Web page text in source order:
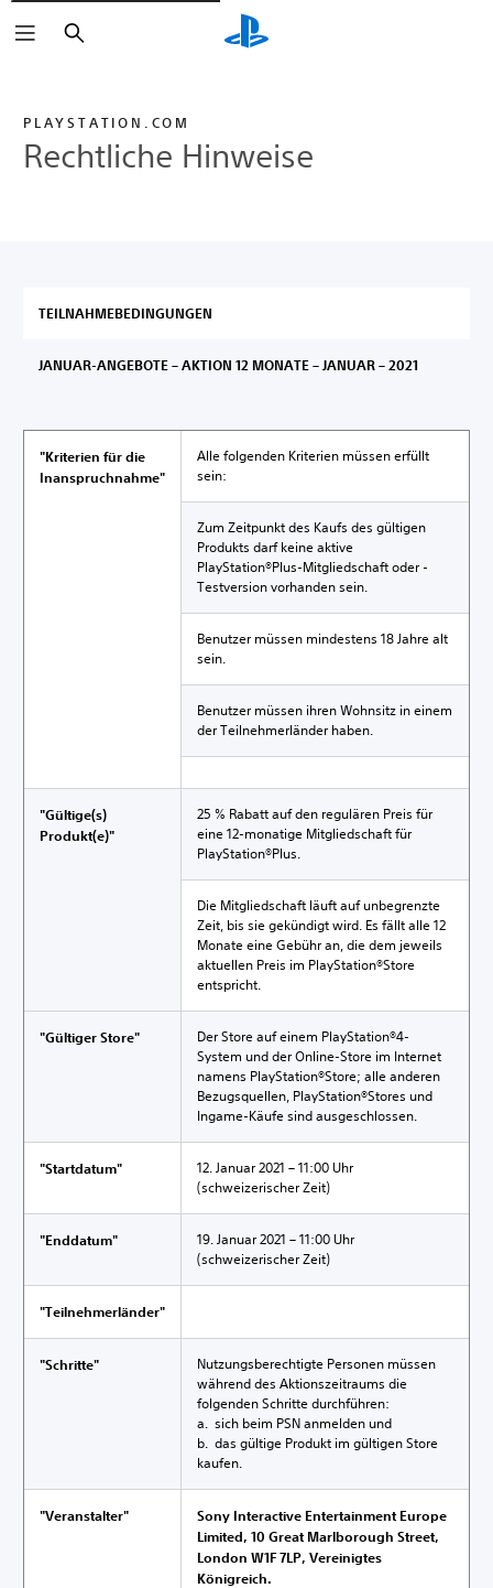
Suchen
PLAYSTATION.COM
Rechtliche Hinweise
TEILNAHMEBEDINGUNGEN
JANUAR-ANGEBOTE – AKTION 12 MONATE – JANUAR – 2021
"Kriterien für die
Inanspruchnahme"
Alle folgenden Kriterien müssen erfüllt
sein:
Zum Zeitpunkt des Kaufs des gültigen
Produkts darf keine aktive
PlayStation®Plus-Mitgliedschaft oder -
Testversion vorhanden sein.
Benutzer müssen mindestens 18 Jahre alt
sein.
Benutzer müssen ihren Wohnsitz in einem
der Teilnehmerländer haben.
"Gültige(s)
Produkt(e)"
25 % Rabatt auf den regulären Preis für
eine 12-monatige Mitgliedschaft für
PlayStation®Plus.
Die Mitgliedschaft läuft auf unbegrenzte
Zeit, bis sie gekündigt wird. Es fällt alle 12
Monate eine Gebühr an, die dem jeweils
aktuellen Preis im PlayStation®Store
entspricht.
"Gültiger Store"
Der Store auf einem PlayStation®4-
System und der Online-Store im Internet
namens PlayStation®Store; alle anderen
Bezugsquellen, PlayStation®Stores und
Ingame-Käufe sind ausgeschlossen.
"Startdatum"
12. Januar 2021 – 11:00 Uhr
(schweizerischer Zeit)
"Enddatum"
19. Januar 2021 – 11:00 Uhr
(schweizerischer Zeit)
"Teilnehmerländer"
"Schritte"
Nutzungsberechtigte Personen müssen
während des Aktionszeitraums die
folgenden Schritte durchführen:
a. sich beim PSN anmelden und
b. das gültige Produkt im gültigen Store
kaufen.
"Veranstalter"
Sony Interactive Entertainment Europe
Limited, 10 Great Marlborough Street,
London W1F 7LP, Vereinigtes
Königreich.